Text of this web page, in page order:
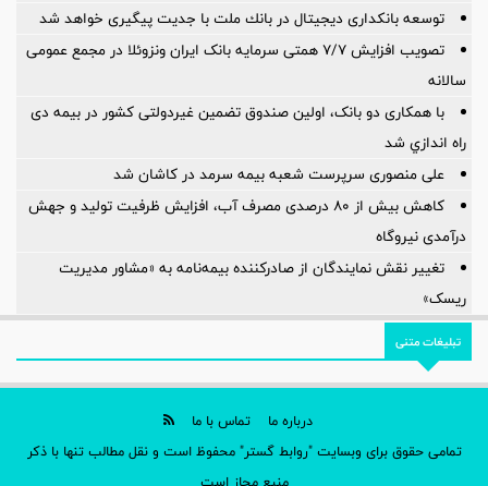
توسعه بانكداری دیجیتال در بانك ملت با جدیت پیگیری خواهد شد ‌
تصویب افزایش ۷/۷ همتی سرمایه بانک ایران ونزوئلا در مجمع عمومی
سالانه
با همکاری دو بانک، اولین صندوق تضمین غیردولتی کشور در بیمه دی
راه اندازي شد
علی منصوری سرپرست شعبه بیمه سرمد در کاشان شد
کاهش بیش از ۸۰ درصدی مصرف آب، افزایش ظرفیت تولید و جهش
درآمدی نیروگاه
تغییر نقش نمایندگان از صادرکننده بیمه‌نامه به «مشاور مدیریت
ریسک»
تبلیغات متنی
درباره ما
تماس با ما
تمامی حقوق برای وبسایت "روابط گستر" محفوظ است و نقل مطالب تنها با ذکر
منبع مجاز است